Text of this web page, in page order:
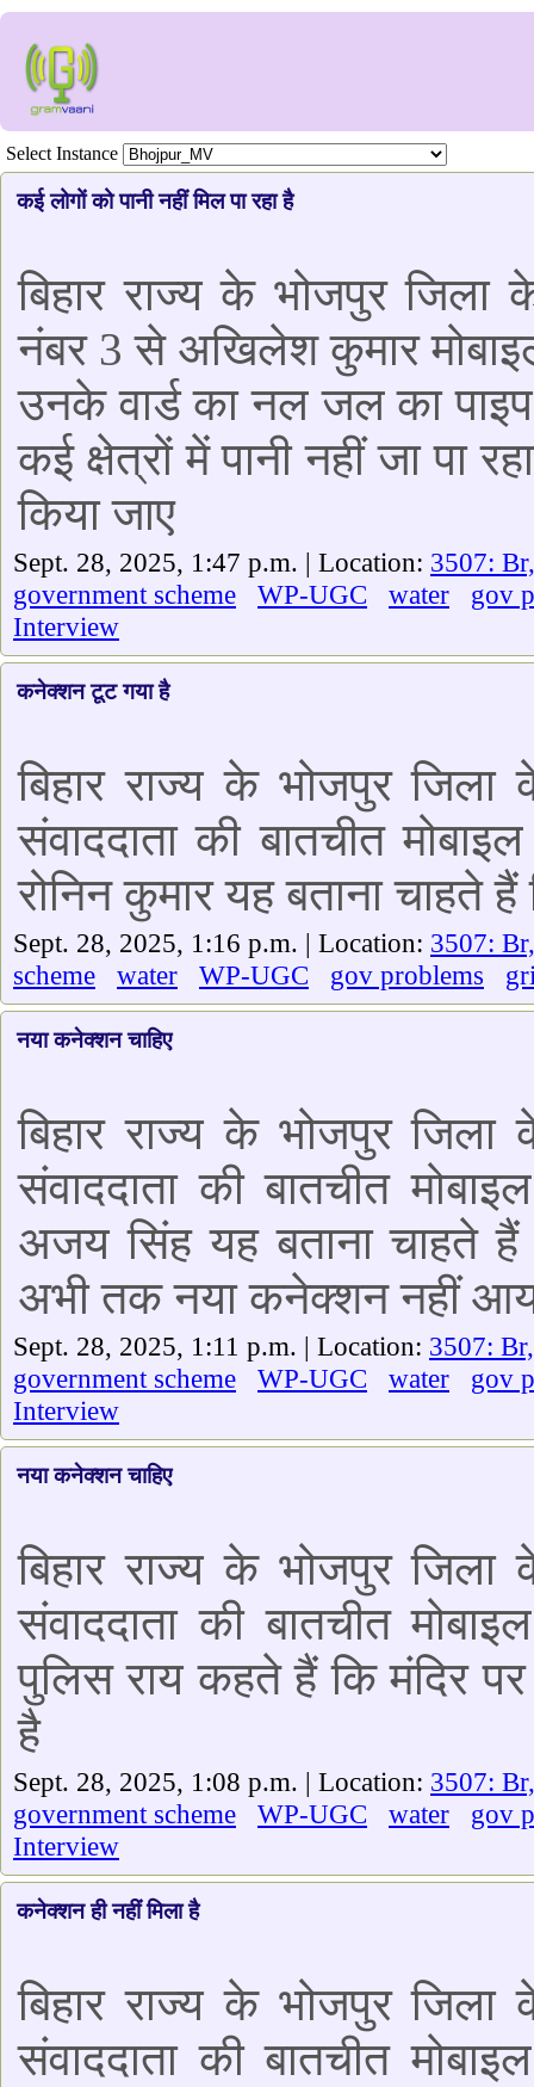
Select Instance
कई लोगों को पानी नहीं मिल पा रहा है
बिहार राज्य के भोजपुर
नंबर 3 से अखिलेश कुमार
उनके वार्ड का नल जल का
कई क्षेत्रों में पानी नहीं जा पा
किया जाए
Sept. 28, 2025, 1:47 p.m. | Location: 3507:
government scheme
WP-UGC water
gov
Interview
कनेक्शन टूट गया है
बिहार राज्य के भोजपुर
संवाददाता की बातचीत
रोनिन कुमार यह बताना
Sept. 28, 2025, 1:16 p.m. | Location: 3507:
scheme
water WP-UGC gov problems
नया कनेक्शन चाहिए
बिहार राज्य के भोजपुर
संवाददाता की बातचीत
अजय सिंह यह बताना चाहते
अभी तक नया कनेक्शन नहीं
Sept. 28, 2025, 1:11 p.m. | Location: 3507:
government scheme
WP-UGC water
gov
Interview
नया कनेक्शन चाहिए
बिहार राज्य के भोजपुर
संवाददाता की बातचीत
पुलिस राय कहते हैं कि मंदिर
है
Sept. 28, 2025, 1:08 p.m. | Location: 3507:
government scheme
WP-UGC water
gov
Interview
कनेक्शन ही नहीं मिला है
बिहार राज्य के भोजपुर
संवाददाता की बातचीत